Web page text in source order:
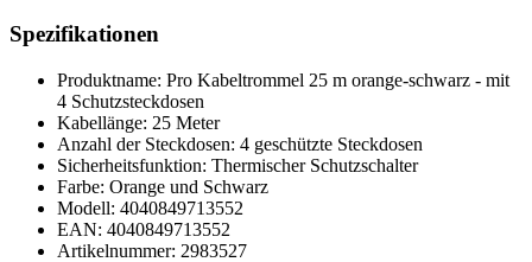
Spezifikationen
Produktname: Pro Kabeltrommel 25 m orange-schwarz - mit
4 Schutzsteckdosen
Kabellänge: 25 Meter
Anzahl der Steckdosen: 4 geschützte Steckdosen
Sicherheitsfunktion: Thermischer Schutzschalter
Farbe: Orange und Schwarz
Modell: 4040849713552
EAN: 4040849713552
Artikelnummer: 2983527